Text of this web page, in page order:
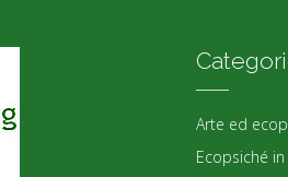
Arte ed
Ecopsiché